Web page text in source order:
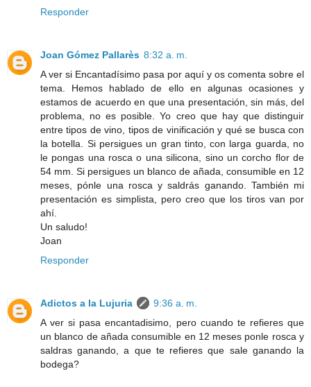
Responder
Joan Gómez Pallarès 8:32 a. m.
A ver si Encantadísimo pasa por aquí y os comenta sobre el
tema. Hemos hablado de ello en algunas ocasiones y
estamos de acuerdo en que una presentación, sin más, del
problema, no es posible. Yo creo que hay que distinguir
entre tipos de vino, tipos de vinificación y qué se busca con
la botella. Si persigues un gran tinto, con larga guarda, no
le pongas una rosca o una silicona, sino un corcho flor de
54 mm. Si persigues un blanco de añada, consumible en 12
meses, pónle una rosca y saldrás ganando. También mi
presentación es simplista, pero creo que los tiros van por
ahí.
Un saludo!
Joan
Responder
Adictos a la Lujuria
9:36 a. m.
A ver si pasa encantadisimo, pero cuando te refieres que
un blanco de añada consumible en 12 meses ponle rosca y
saldras ganando, a que te refieres que sale ganando la
bodega?